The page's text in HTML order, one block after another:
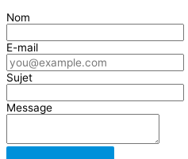
Nom
E-mail
Sujet
Message